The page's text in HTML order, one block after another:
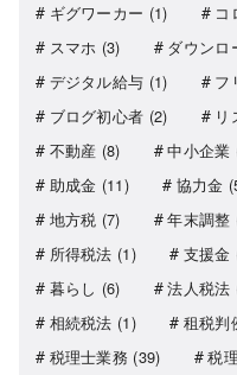
ギグワーカー (1) コ
スマホ (3) ダウンロ
デジタル給与 (1) フ
ブログ初心者 (2) リ
不動産 (8) 中小企業
助成金 (11) 協力金
地方税 (7) 年末調整
所得税法 (1) 支援金
暮らし (6) 法人税法
相続税法 (1) 租税判
税理士業務 (39) 税